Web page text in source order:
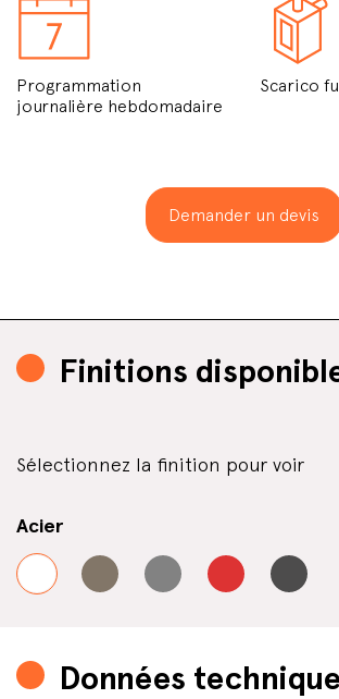
Programmation
journalière hebdomadaire
Scarico
Demander un devis
Finitions
Sélectionnez la finition pour voir
Acier
Données